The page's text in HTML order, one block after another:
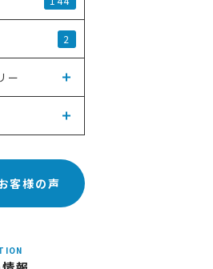
2
ー
客様の声